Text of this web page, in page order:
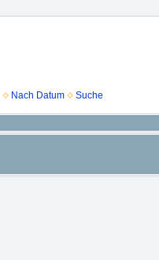
Nach Datum Suche